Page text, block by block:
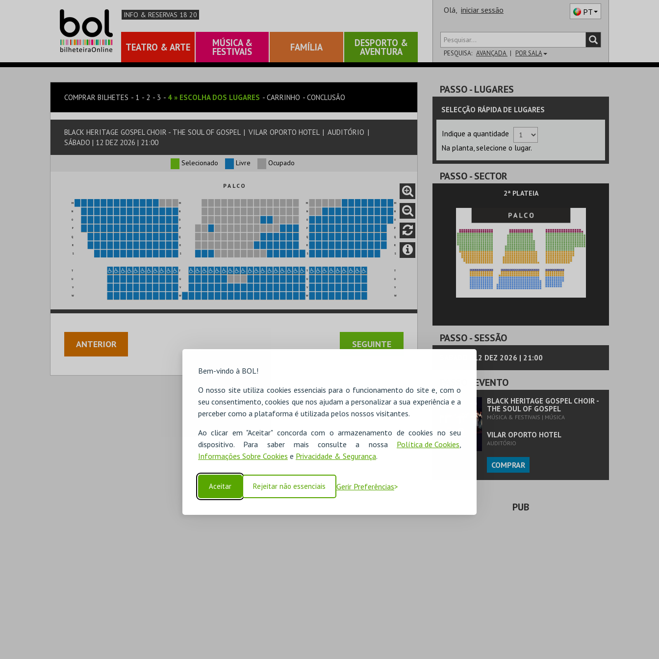
Bem-vindo à BOL!
O nosso site utiliza cookies essenciais para o funcionamento do site e, com o
seu consentimento, cookies que nos ajudam a personalizar a sua experiência e a
perceber como a plataforma é utilizada pelos nossos visitantes.
Ao clicar em "Aceitar" concorda com o armazenamento de cookies no seu
dispositivo. Para saber mais consulte a nossa Política de Cookies
Informações Sobre Cookies e Privacidade & Segurança.
Aceitar Rejeitar não essenciais Gerir Preferências
INFO & RESERVAS 18 20
TEATRO & ARTE MÚSICA &
FESTIVAIS FAMÍLIA DESPORTO &
AVENTURA
Olá, iniciar sessão PT
PESQUISA: AVANÇADA POR SALA
COMPRAR BILHETES 1 2 3 4 » ESCOLHA DOS LUGARES CARRINHO CONCLUSÃO
BLACK HERITAGE GOSPEL CHOIR - THE SOUL OF GOSPEL | VILAR OPORTO HOTEL | AUDITÓRIO |
SÁBADO | 12 DEZ 2026 | 21:00
Selecionado Livre Ocupado
P A L C O
M M M M
N N N N
O O O O
P P P P
Q Q Q Q
R R R R
S S S S
T T T T
U U U U
V V V V
W W W W
ANTERIOR
PASSO- LUGARES
SELECÇÃO RÁPIDA DE LUGARES
Indique a quantidade
Na planta, selecione o lugar.
PASSO- SECTOR
2ª PLATEIA
PASSO- SESSÃO
SÁBADO | 12 DEZ 2026 | 21:00
- EVENTO
BLACK HERITAGE GOSPEL CHOIR -
THE SOUL OF GOSPEL
MÚSICA & FESTIVAIS | MÚSICA
VILAR OPORTO HOTEL
AUDITÓRIO
COMPRAR
PUB